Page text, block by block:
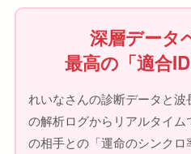
深層データ
最高の「適合
れいなさんの診断データと
の解析ログからリアルタイ
の相手との「運命のシンクロ